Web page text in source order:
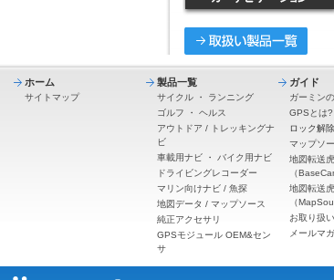
ホーム
サイトマップ
製品一覧
サイクル ・ ランニング
ゴルフ ・ ヘルス
アウトドア / トレッキングナ
ビ
車載用ナビ ・ バイク用ナビ
ドライビングレコーダー
マリン向けナビ / 魚探
地図データ / マップソース
純正アクセサリ
GPSモジュール OEM&セン
サ
ガイド
ガーミン
GPSとは?
ロック解除
マップソ
地図転送
（
地図転送
（
お取り扱
メールマ